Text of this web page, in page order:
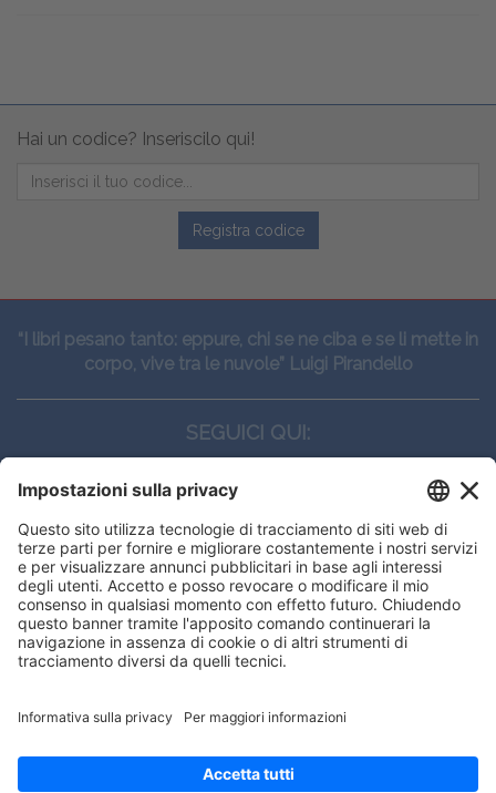
Hai un codice? Inseriscilo qui!
Registra codice
“I libri pesano tanto: eppure, chi se ne ciba e se li mette in
corpo, vive tra le nuvole” Luigi Pirandello
SEGUICI QUI:
CONTATTI
Edi.Ermes srl
Viale E. Forlanini, 21 - 20134, Milano
(+39)027021121
E-mail:eeinfo@eenet.it
ORARI
Lunedì — Giovedì: - 08:30 - 13:00 – 14:00 - 17:30
Venerdì: - 08:30 - 13:00 – 14:00 - 16:00
offrirti la migliore navigazione